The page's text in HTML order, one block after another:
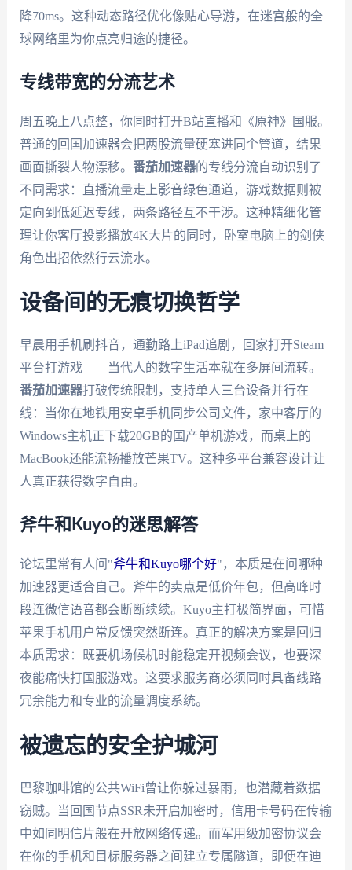
降70ms。这种动态路径优化像贴心导游，在迷宫般的全
球网络里为你点亮归途的捷径。
专线带宽的分流艺术
周五晚上八点整，你同时打开B站直播和《原神》国服。
普通的回国加速器会把两股流量硬塞进同个管道，结果
画面撕裂人物漂移。 番茄加速器的专线分流自动识别了
不同需求：直播流量走上影音绿色通道，游戏数据则被
定向到低延迟专线，两条路径互不干涉。这种精细化管
理让你客厅投影播放4K大片的同时，卧室电脑上的剑侠
角色出招依然行云流水。
设备间的无痕切换哲学
早晨用手机刷抖音，通勤路上iPad追剧，回家打开Steam
平台打游戏——当代人的数字生活本就在多屏间流转。
番茄加速器打破传统限制，支持单人三台设备并行在
线：当你在地铁用安卓手机同步公司文件，家中客厅的
Windows主机正下载20GB的国产单机游戏，而桌上的
MacBook还能流畅播放芒果TV。这种多平台兼容设计让
人真正获得数字自由。
斧牛和Kuyo的迷思解答
论坛里常有人问"斧牛和Kuyo哪个好"，本质是在问哪种
加速器更适合自己。斧牛的卖点是低价年包，但高峰时
段连微信语音都会断断续续。Kuyo主打极简界面，可惜
苹果手机用户常反馈突然断连。真正的解决方案是回归
本质需求：既要机场候机时能稳定开视频会议，也要深
夜能痛快打国服游戏。这要求服务商必须同时具备线路
冗余能力和专业的流量调度系统。
被遗忘的安全护城河
巴黎咖啡馆的公共WiFi曾让你躲过暴雨，也潜藏着数据
窃贼。当回国节点SSR未开启加密时，信用卡号码在传输
中如同明信片般在开放网络传递。而军用级加密协议会
在你的手机和目标服务器之间建立专属隧道，即便在迪